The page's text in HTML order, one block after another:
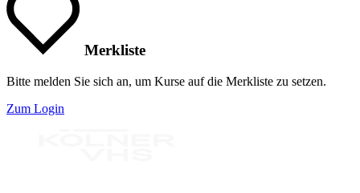
Merkliste
Bitte melden Sie sich an, um Kurse auf die Merkliste zu setzen.
Zum Login